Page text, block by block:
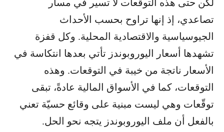
لكن حتى هذه التوقّعات لا تسير في مسار
تصاعدي، إذ إنها تراوح بحسب الأحداث
الجيوسياسية والاقتصادية المحلية. وكل قفزة
تشهدها أسعار اليوروبوندز تأتي بعدها انتكاسة في
الأسعار ناتجة من خيبة في التوقعات. وهذه
التوقعات، كما في الأسواق المالية عادةً، تبقى
توقّعات وهي ليست مبنية على وقائع حسيّة تعني
بالفعل أن ملف اليوروبوندز يتجه نحو الحل.